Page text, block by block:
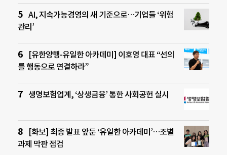
AI, 지속가능경영의 새 기준으로…기업들 ‘위험
관리’
[유한양행-유일한 아카데미] 이호영 대표 “선의
를 행동으로 연결하라”
생명보험업계, ‘상생금융’ 통한 사회공헌 실시
[화보] 최종 발표 앞둔 ‘유일한 아카데미’…조별
과제 막판 점검